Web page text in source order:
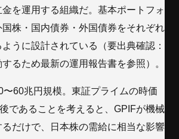
を運用する組織だ。基本ポートフォ
国株・国内債券・外国債券をそれぞれ
うに設計されている（要出典確認：
るため最新の運用報告書を参照）。
〜60兆円規模。東証プライムの時価
であることを考えると、GPIFが機械
だけで、日本株の需給に相当な影響